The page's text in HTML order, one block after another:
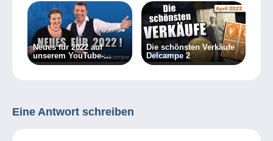
Neues für 2022 auf
unserem YouTube-
Kanal!
Die schönsten Verkäufe
Delcampe 2
Eine Antwort schreiben